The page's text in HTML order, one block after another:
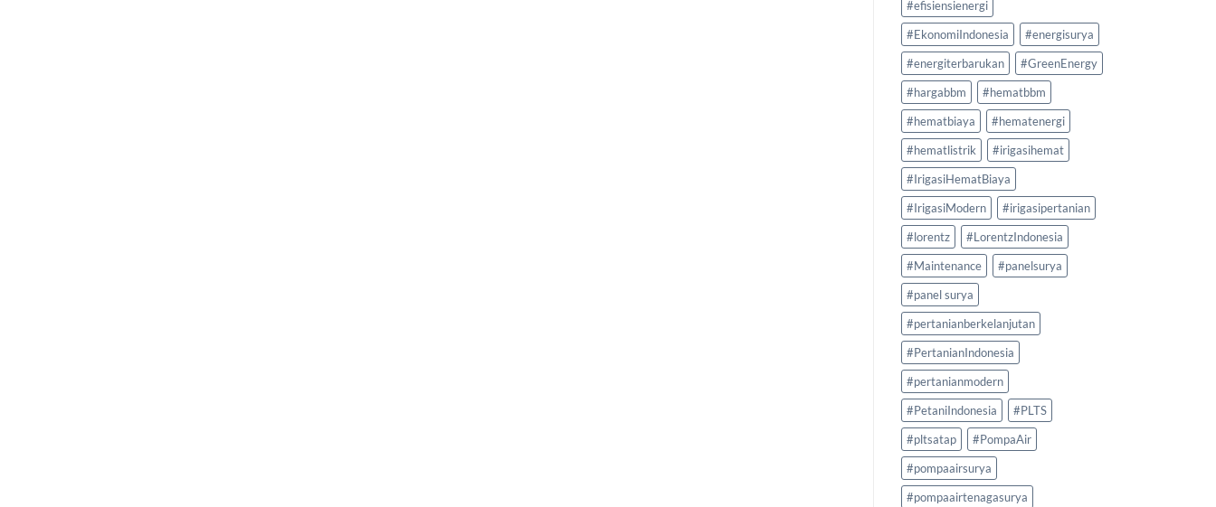
#efisiensienergi
#EkonomiIndonesia
#energisurya
#energiterbarukan
#GreenEnergy
#hargabbm
#hematbbm
#hematbiaya
#hematenergi
#hematlistrik
#irigasihemat
#IrigasiHematBiaya
#IrigasiModern
#irigasipertanian
#lorentz
#LorentzIndonesia
#Maintenance
#panelsurya
#panel surya
#pertanianberkelanjutan
#PertanianIndonesia
#pertanianmodern
#PetaniIndonesia
#PLTS
#pltsatap
#PompaAir
#pompaairsurya
#pompaairtenagasurya